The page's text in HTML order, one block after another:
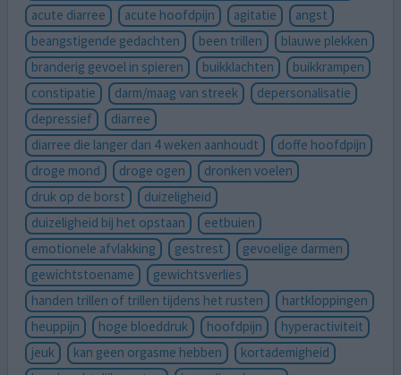
acute diarree
acute hoofdpijn agitatie
angst
beangstigende gedachten
been trillen
blauwe plekken
branderig gevoel in spieren
buikklachten
buikkrampen
constipatie
darm/maag van streek
depersonalisatie
depressief
diarree
diarree die langer dan 4 weken aanhoudt
doffe hoofdpijn
droge mond
droge ogen
dronken voelen
druk op de borst
duizeligheid
duizeligheid bij het opstaan
eetbuien
emotionele afvlakking
gestrest
gevoelige darmen
gewichtstoename
gewichtsverlies
handen trillen of trillen tijdens het rusten
hartkloppingen
heuppijn
hoge bloeddruk hoofdpijn
hyperactiviteit
jeuk
kan geen orgasme hebben
kortademigheid